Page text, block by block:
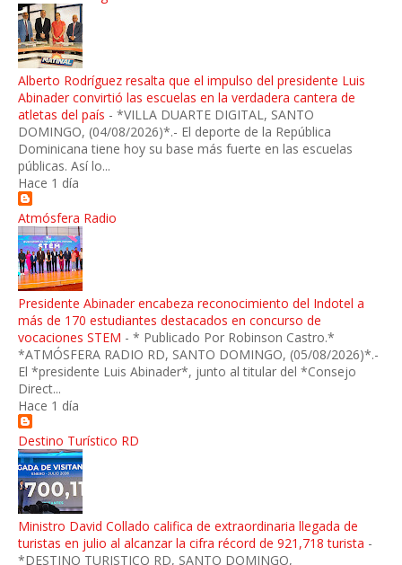
Alberto Rodríguez resalta que el impulso del presidente Luis
Abinader convirtió las escuelas en la verdadera cantera de
atletas del país - *VILLA DUARTE DIGITAL, SANTO
DOMINGO, (04/08/2026)*.- El deporte de la República
Dominicana tiene hoy su base más fuerte en las escuelas
públicas. Así lo...
Hace 1 día
Atmósfera Radio
Presidente Abinader encabeza reconocimiento del Indotel a
más de 170 estudiantes destacados en concurso de
vocaciones STEM - * Publicado Por Robinson Castro.*
*ATMÓSFERA RADIO RD, SANTO DOMINGO, (05/08/2026)*.-
El *presidente Luis Abinader*, junto al titular del *Consejo
Direct...
Hace 1 día
Destino Turístico RD
Ministro David Collado califica de extraordinaria llegada de
turistas en julio al alcanzar la cifra récord de 921,718 turista -
*DESTINO TURISTICO RD, SANTO DOMINGO,